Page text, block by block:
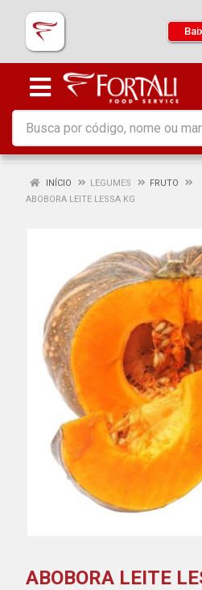
INÍCIO LEGUMES
FRUTO
ABOBORA LEITE LESSA KG
ABOBORA LEITE